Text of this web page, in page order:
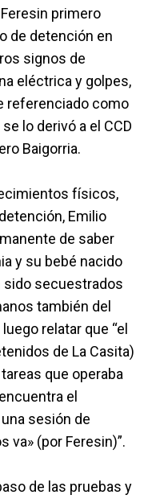
primero
de detención en
signos de
eléctrica y golpes,
referenciado como
lo derivó a el CCD
Baigorria.
físicos,
Emilio
de saber
y su bebé nacido
sido secuestrados
también del
relatar que “el
de La Casita)
que operaba
el
sesión de
va» (por Feresin)”.
de las pruebas y